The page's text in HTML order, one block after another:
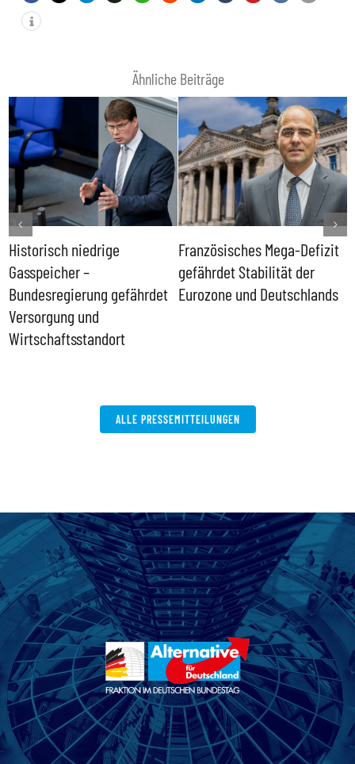
Ähnliche Beiträge
Historisch niedrige
Gasspeicher –
Bundesregierung gefährdet
Versorgung und
Wirtschaftsstandort
Französisches Mega-Defizit
gefährdet Stabilität der
Eurozone und Deutschlands
ALLE PRESSEMITTEILUNGEN